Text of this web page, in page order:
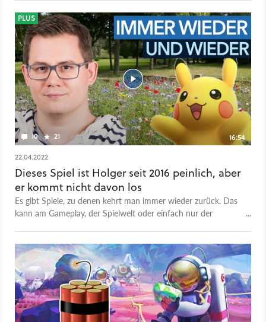
10 21 16:54
PLUS
22.04.2022
Dieses Spiel ist Holger seit 2016 peinlich, aber
er kommt nicht davon los
Es gibt Spiele, zu denen kehrt man immer wieder zurück. Das
kann am Gameplay, der Spielwelt oder einfach nur der
Habt ihr auch dieses eine Spiel, dass einfah immer auf dem
Rechner installiert sein muss? Oder, dass ihr schon auf jeder
Plattform gekauft habt, weil ihr einfach wisst, dass ihr damit
nichts falsch macht? So geht es auch unseren Redakteuren.
Fritz hat deshalb nachgefragt, von welchem Spiel wir einfach
nicht loskommen: - Florian Franck ist von Anfang an dem